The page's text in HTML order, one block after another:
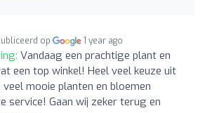
op 1 year ago
Vandaag een prachtige plant en
een top winkel! Heel veel keuze uit
mooie planten en bloemen
service! Gaan wij zeker terug en